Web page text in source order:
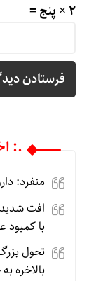
2 × پنج =
.:
منفرد:
افت
با
بالاخره